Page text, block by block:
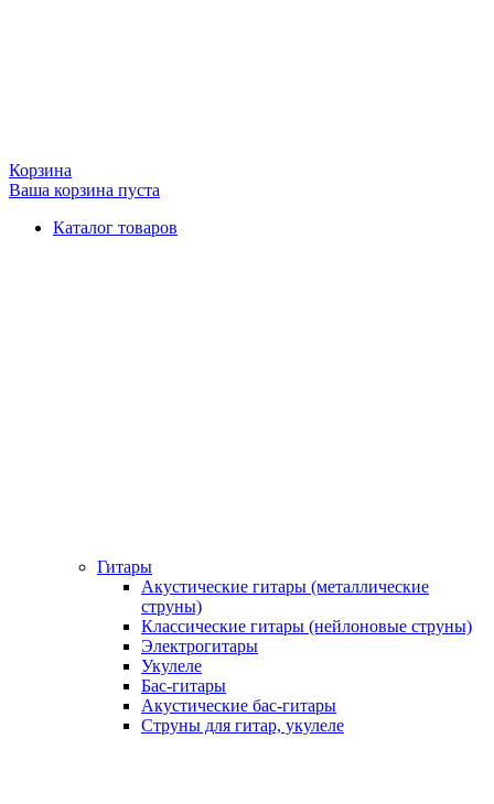
Корзина
Ваша корзина пуста
Каталог товаров
Гитары
Акустические гитары (металлические
струны)
Классические гитары (нейлоновые струны)
Электрогитары
Укулеле
Бас-гитары
Акустические бас-гитары
Струны для гитар, укулеле